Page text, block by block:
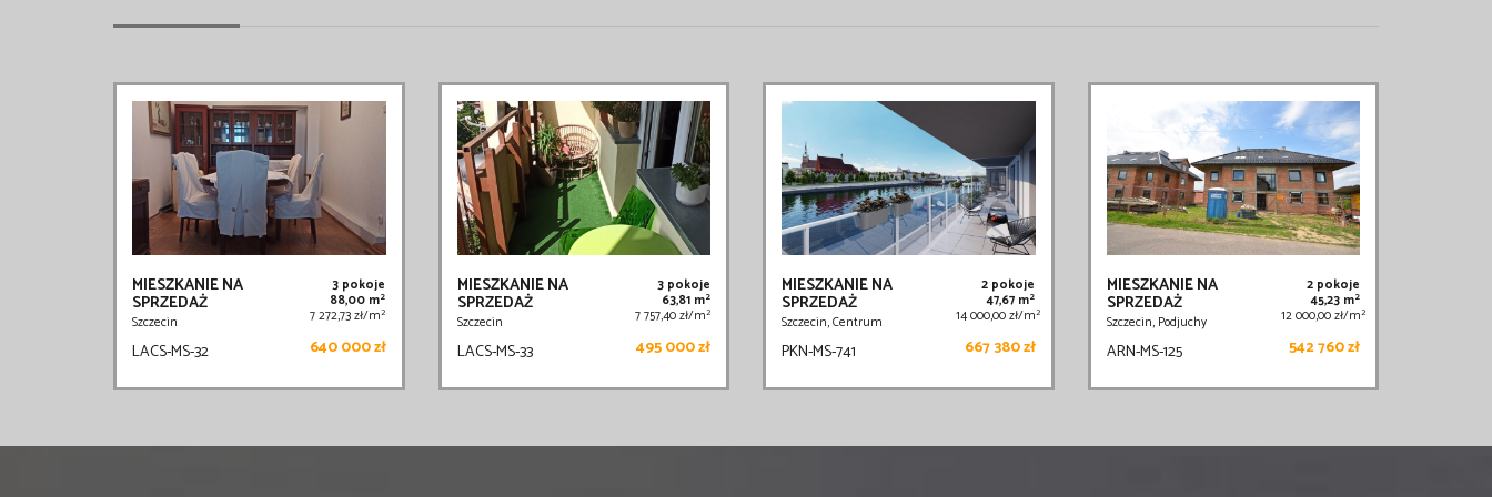
MIESZKANIE NA
SPRZEDAŻ
Szczecin
3 pokoje
88,00 m2
7 272,73 zł/m2
LACS-MS-32 640 000 zł
MIESZKANIE NA
SPRZEDAŻ
Szczecin
3 pokoje
63,81 m2
7 757,40 zł/m2
LACS-MS-33 495 000 zł
MIESZKANIE NA
SPRZEDAŻ
Szczecin, Centrum
2 pokoje
47,67 m2
14 000,00 zł/m2
PKN-MS-741 667 380 zł
MIESZKANIE NA
SPRZEDAŻ
Szczecin, Podjuchy
2 pokoje
45,23 m2
12 000,00 zł/m2
ARN-MS-125 542 760 zł